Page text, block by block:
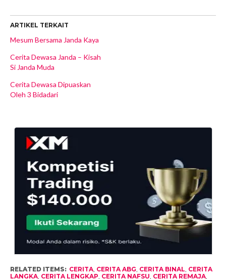
ARTIKEL TERKAIT
Mesum Bersama Janda Kaya
Cerita Dewasa Janda – Kisah
Si Janda Muda
Cerita Dewasa Dipuaskan
Oleh 3 Bidadari
RELATED ITEMS: CERITA, CERITA ABG, CERITA BINAL, CERITA
LANGKA, CERITA LENGKAP, CERITA NAFSU, CERITA REMAJA,